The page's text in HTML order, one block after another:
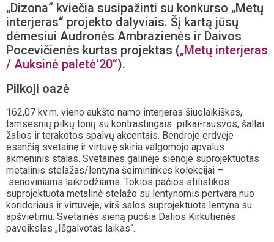
„Dizona“ kviečia susipažinti su konkurso „Metų
interjeras“ projekto dalyviais. Šį kartą jūsų
dėmesiui Audronės Ambrazienės ir Daivos
Pocevičienės kurtas projektas („Metų interjeras
/ Auksinė paletė‘20“).
Pilkoji oazė
162,07 kv.m. vieno aukšto namo interjeras šiuolaikiškas,
tamsesnių pilkų tonų su kontrastingais pilkai-rausvos, šaltai
žalios ir terakotos spalvų akcentais. Bendroje erdvėje
esančią svetainę ir virtuvę skiria valgomojo apvalus
akmeninis stalas. Svetainės galinėje sienoje suprojektuotas
metalinis stelažas/lentyna šeimininkės kolekcijai –
senoviniams laikrodžiams. Tokios pačios stilistikos
suprojektuota metalinė stelažo su lentynomis pertvara nuo
koridoriaus ir virtuvėje, virš salos suprojektuota lentyna su
apšvietimu. Svetainės sieną puošia Dalios Kirkutienės
paveikslas „Išgalvotas laikas“.